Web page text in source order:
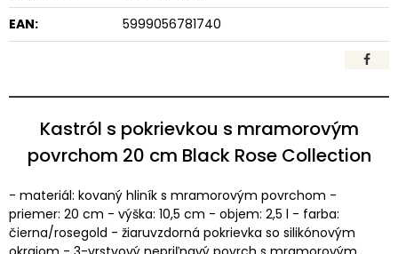
EAN:
5999056781740
Kastról s pokrievkou s mramorovým
povrchom 20 cm Black Rose Collection
- materiál: kovaný hliník s mramorovým povrchom -
priemer: 20 cm - výška: 10,5 cm - objem: 2,5 l - farba:
čierna/rosegold - žiaruvzdorná pokrievka so silikónovým